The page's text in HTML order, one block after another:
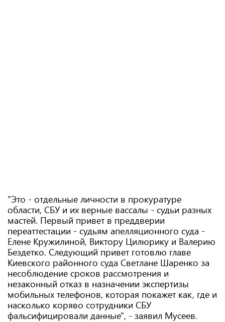
"Это - отдельные личности в прокуратуре
области, СБУ и их верные вассалы - судьи разных
мастей. Первый привет в преддверии
переаттестации - судьям апелляционного суда -
Елене Кружилиной, Виктору Цилюрику и Валерию
Бездетко. Следующий привет готовлю главе
Киевского районного суда Светлане Шаренко за
несоблюдение сроков рассмотрения и
незаконный отказ в назначении экспертизы
мобильных телефонов, которая покажет как, где и
насколько коряво сотрудники СБУ
фальсифицировали данные", - заявил Мусеев.